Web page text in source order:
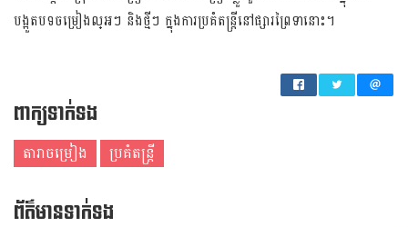
បង្អួតបទ​ចម្រៀង​ល្​អៗ និង​ថ្មីៗ ក្នុងការ​ប្រគំ​តន្ត្រី​នៅផ្សារ​ព្រៃ​ទា​នោះ​។
ពាក្យទាក់ទង
តារាចម្រៀង ប្រគំតន្រ្តី
ព័ត៌មាន​ទាក់​ទង